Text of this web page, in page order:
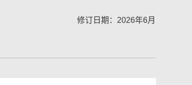
修订日期：2026年6月